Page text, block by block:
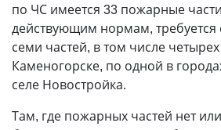
по ЧС имеется 33 пожарные
действующим нормам, требуется
семи частей, в том числе четырех
Каменогорске, по одной в
селе Новостройка.
Там, где пожарных частей нет